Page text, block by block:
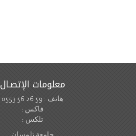
معلومات الإتصـال
هاتف : 59 26 56 0553
فاكس :
تلكس :